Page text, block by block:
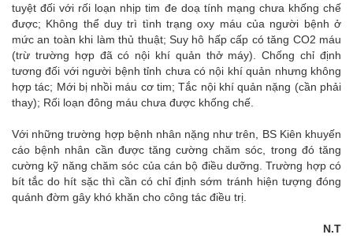
tuyệt đối với rối loạn nhịp tim đe doạ tính mạng chưa khống chế
được; Không thể duy trì tình trạng oxy máu của người bệnh ở
mức an toàn khi làm thủ thuật; Suy hô hấp cấp có tăng CO2 máu
(trừ trường hợp đã có nội khí quản thở máy). Chống chỉ định
tương đối với người bệnh tỉnh chưa có nội khí quản nhưng không
hợp tác; Mới bị nhồi máu cơ tim; Tắc nội khí quản nặng (cần phải
thay); Rối loạn đông máu chưa được khống chế.
Với những trường hợp bệnh nhân nặng như trên, BS Kiên khuyến
cáo bệnh nhân cần được tăng cường chăm sóc, trong đó tăng
cường kỹ năng chăm sóc của cán bộ điều dưỡng. Trường hợp có
bít tắc do hít sặc thì cần có chỉ định sớm tránh hiện tượng đóng
quánh đờm gây khó khăn cho công tác điều trị.
N.T